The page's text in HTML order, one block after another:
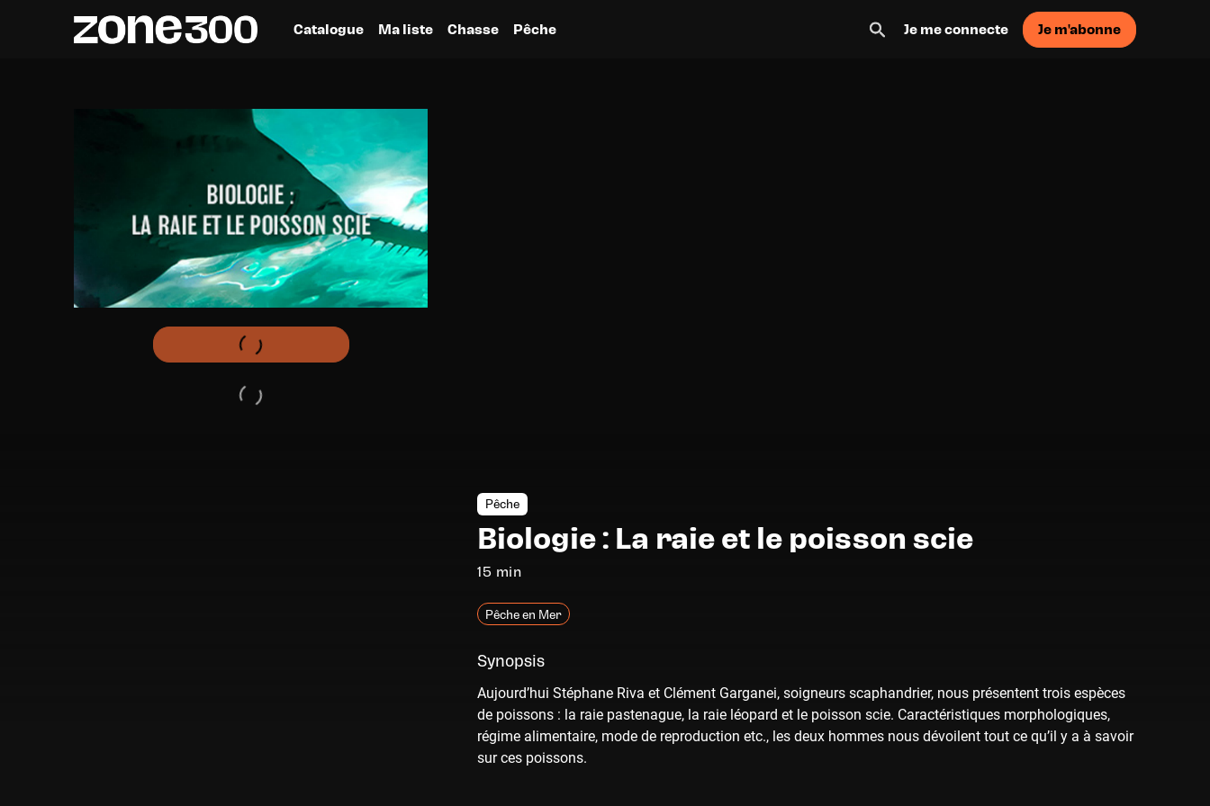
Catalogue Ma liste Chasse Pêche Je me connecte Je m'abonne
Pêche
Biologie : La raie et le poisson scie
15 min
Pêche en Mer
Synopsis
Aujourd’hui Stéphane Riva et Clément Garganei, soigneurs scaphandrier, nous présentent trois espèces
de poissons : la raie pastenague, la raie léopard et le poisson scie. Caractéristiques morphologiques,
régime alimentaire, mode de reproduction etc., les deux hommes nous dévoilent tout ce qu’il y a à savoir
sur ces poissons.